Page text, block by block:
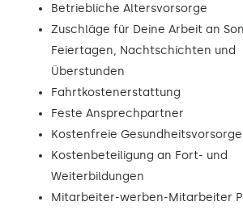
Betriebliche Altersvorsorge
Zuschläge für Deine Arbeit an
Feiertagen, Nachtschichten und
Überstunden
Fahrtkostenerstattung
Feste Ansprechpartner
Kostenfreie
Kostenbeteiligung an Fort- und
Weiterbildungen
Mitarbeiter-werben-Mitarbeiter